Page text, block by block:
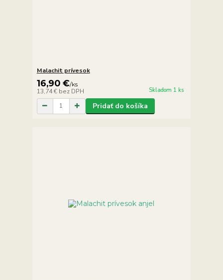
Malachit prívesok
16,90 €/ks
13,74 € bez DPH Skladom 1 ks
Pridať do košíka